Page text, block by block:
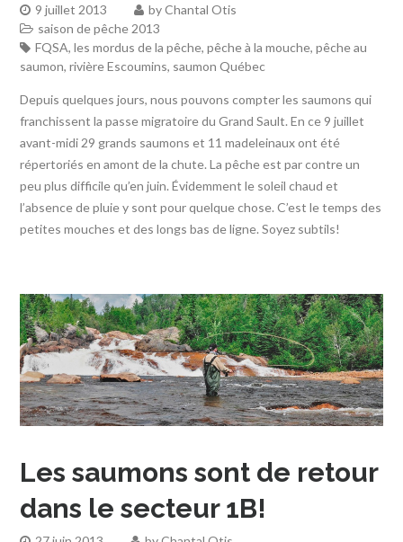
9 juillet 2013 byChantal Otis
saison de pêche 2013
FQSA,les mordus de la pêche,pêche à la mouche,pêche au
saumon,rivière Escoumins, saumon Québec
Depuis quelques jours, nous pouvons compter les saumons qui
franchissent la passe migratoire du Grand Sault. En ce 9 juillet
avant-midi 29 grands saumons et 11 madeleinaux ont été
répertoriés en amont de la chute. La pêche est par contre un
peu plus difficile qu’en juin. Évidemment le soleil chaud et
l’absence de pluie y sont pour quelque chose. C’est le temps des
petites mouches et des longs bas de ligne. Soyez subtils!
Les saumons sont de retour
dans le secteur 1B!